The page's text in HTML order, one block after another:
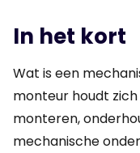
In het kort
Wat is een
monteur houdt
monteren,
mechanische